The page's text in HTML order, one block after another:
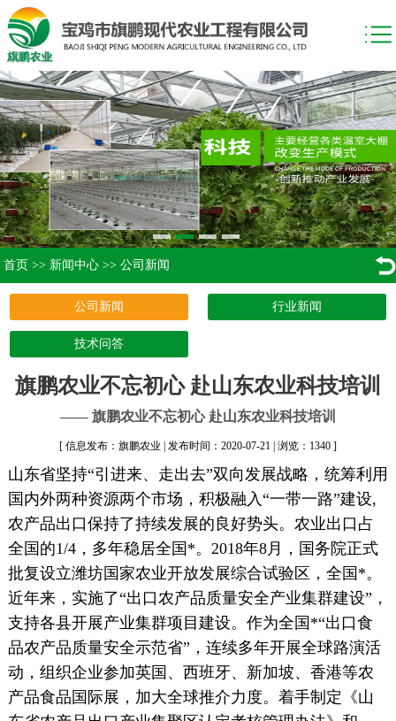
首页 >> 新闻中心 >> 公司新闻
公司新闻 行业新闻
技术问答
旗鹏农业不忘初心 赴山东农业科技培训
—— 旗鹏农业不忘初心 赴山东农业科技培训
[ 信息发布：旗鹏农业 | 发布时间：2020-07-21 | 浏览：1340 ]
山东省坚持“引进来、走出去”双向发展战略，统筹利用
国内外两种资源两个市场，积极融入“一带一路”建设,
农产品出口保持了持续发展的良好势头。农业出口占
全国的1/4，多年稳居全国*。2018年8月，国务院正式
批复设立潍坊国家农业开放发展综合试验区，全国*。
近年来，实施了“出口农产品质量安全产业集群建设”，
支持各县开展产业集群项目建设。作为全国*“出口食
品农产品质量安全示范省”，连续多年开展全球路演活
动，组织企业参加英国、西班牙、新加坡、香港等农
产品食品国际展，加大全球推介力度。着手制定《山